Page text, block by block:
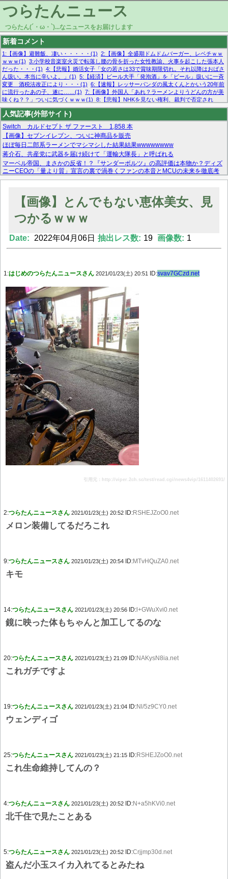
つらたんニュース
つらたん(´・ω・`)...なニュースをお届けします
新着コメント
1:【画像】避難飯、凄い・・・・・(1) 2:【画像】全盛期ドムドムバーガー、レベチｗｗ
ｗｗｗ(1) 3:小学校音楽室火災で転落し腰の骨を折った女性教諭、火事を起こした張本人
だった・・・(1) 4:【悲報】婚活女子「女の若さは33で賞味期限切れ。それ以降はおばさ
ん扱い。本当に辛いよ。」(1) 5:【経済】ビール大手「発泡酒」を「ビール」扱いに一斉
変更 酒税法改正により・・・(1) 6:【速報】レッサーパンダの風太くんとかいう20年前
に流行ったあの子、遂に……(1) 7:【画像】外国人「あれ？ラーメンよりうどんの方が美
味くね？？」ついに気づくｗｗｗ(1) 8:【悲報】NHKを見ない権利、裁判で否定され
る・・・(1) 9:欧州委員長「原発縮小は間違いでした」(1) 10:【悲報】日本企業の人手不
足、限界突破 52%「正社員も足りてません…」(1)
人気記事(外部サイト)
Switch カルドセプト ザ ファースト 1,858 本
【画像】セブンイレブン、ついに神商品を販売
ほぼ毎日二郎系ラーメンでマシマシした結果結果wwwwwwww
蒋介石、共産党に武器を届け続けて「運輸大隊長」と呼ばれる
マーベル帝国、まさかの反省！？『サンダーボルツ』の高評価は本物か？ディズ
ニーCEOの「量より質」宣言の裏で渦巻くファンの本音とMCUの未来を徹底考
察！
【画像あり】FacebookとかTwitterで拾ったエロ画像貼ってくよ
【画像】とんでもない恵体美女、見
つかるｗｗｗ
Date: 2022年04月06日 抽出レス数: 19 画像数: 1
1:はじめのつらたんニュースさん 2021/01/23(土) 20:51 ID:svav7GCzd.net
引用元：http://viper.2ch.sc/test/read.cgi/news4vip/1611402691/
2:つらたんニュースさん 2021/01/23(土) 20:52 ID:RSHEJZoO0.net
メロン装備してるだろこれ
9:つらたんニュースさん 2021/01/23(土) 20:54 ID:MTvHQuZA0.net
キモ
14:つらたんニュースさん 2021/01/23(土) 20:56 ID: l+GWuXvi0.net
鏡に映った体もちゃんと加工してるのな
20:つらたんニュースさん 2021/01/23(土) 21:09 ID:NAKysN8ia.net
これガチですよ
19:つらたんニュースさん 2021/01/23(土) 21:04 ID:Nl/5z9CY0.net
ウェンディゴ
25:つらたんニュースさん 2021/01/23(土) 21:15 ID:RSHEJZoO0.net
これ生命維持してんの？
4:つらたんニュースさん 2021/01/23(土) 20:52 ID:N+a5hKVi0.net
北千住で見たことある
5:つらたんニュースさん 2021/01/23(土) 20:52 ID:Crjjmp30d.net
盗んだ小玉スイカ入れてるとみたね